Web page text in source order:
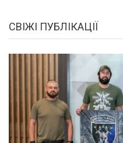
СВІЖІ ПУБЛІКАЦІЇ